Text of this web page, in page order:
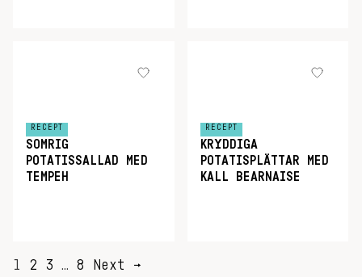
RECEPT
SOMRIG
POTATISSALLAD MED
TEMPEH
RECEPT
KRYDDIGA
POTATISPLÄTTAR MED
KALL BEARNAISE
SIDNUMRERING
1 2 3 … 8 Next →